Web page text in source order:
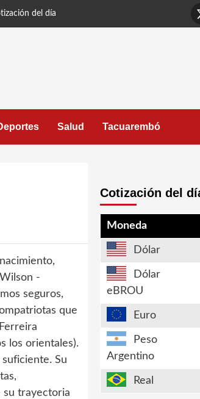
del día
Salud Tacuarembó
-
seguros,
que
los orientales).
Su
su trayectoria
Cotización del
Moneda
Dólar
Dólar
eBROU
Euro
Peso
Argentino
Real